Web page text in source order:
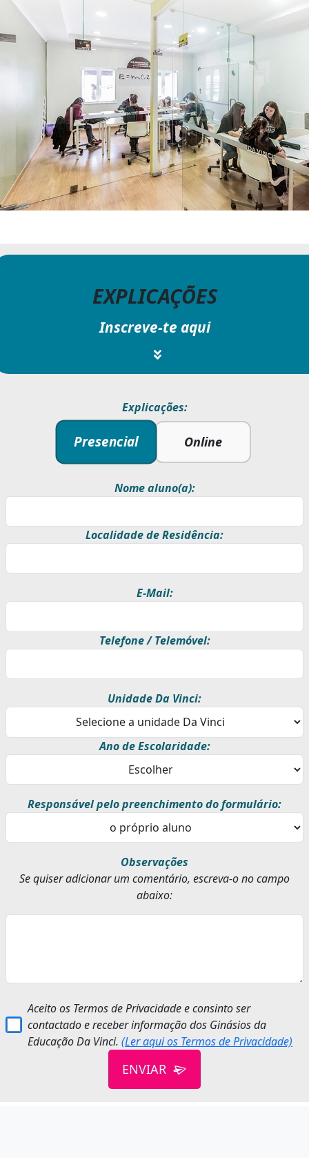
EXPLICAÇÕES
Inscreve-te aqui
Explicações:
Presencial Online
Nome aluno(a):
Localidade de Residência:
E-Mail:
Telefone / Telemóvel:
Unidade Da Vinci:
Ano de Escolaridade:
Responsável pelo preenchimento do formulário:
Observações
Se quiser adicionar um comentário, escreva-o no campo
abaixo:
Aceito os Termos de Privacidade e consinto ser
contactado e receber informação dos Ginásios da
Educação Da Vinci.(Ler aqui os Termos de Privacidade)
ENVIAR